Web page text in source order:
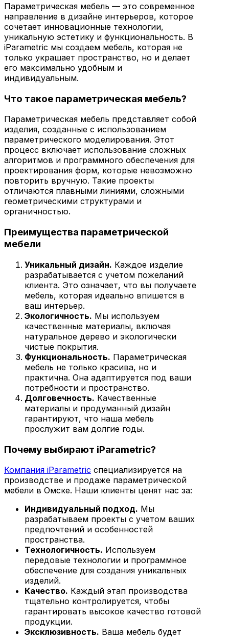
Параметрическая мебель — это современное
направление в дизайне интерьеров, которое
сочетает инновационные технологии,
уникальную эстетику и функциональность. В
iParametric мы создаем мебель, которая не
только украшает пространство, но и делает
его максимально удобным и
индивидуальным.
Что такое параметрическая мебель?
Параметрическая мебель представляет собой
изделия, созданные с использованием
параметрического моделирования. Этот
процесс включает использование сложных
алгоритмов и программного обеспечения для
проектирования форм, которые невозможно
повторить вручную. Такие проекты
отличаются плавными линиями, сложными
геометрическими структурами и
органичностью.
Преимущества параметрической
мебели
Уникальный дизайн. Каждое изделие
разрабатывается с учетом пожеланий
клиента. Это означает, что вы получаете
мебель, которая идеально впишется в
ваш интерьер.
Экологичность. Мы используем
качественные материалы, включая
натуральное дерево и экологически
чистые покрытия.
Функциональность. Параметрическая
мебель не только красива, но и
практична. Она адаптируется под ваши
потребности и пространство.
Долговечность. Качественные
материалы и продуманный дизайн
гарантируют, что наша мебель
прослужит вам долгие годы.
Почему выбирают iParametric?
Компания iParametric специализируется на
производстве и продаже параметрической
мебели в Омске. Наши клиенты ценят нас за:
Индивидуальный подход. Мы
разрабатываем проекты с учетом ваших
предпочтений и особенностей
пространства.
Технологичность. Используем
передовые технологии и программное
обеспечение для создания уникальных
изделий.
Качество. Каждый этап производства
тщательно контролируется, чтобы
гарантировать высокое качество готовой
продукции.
Эксклюзивность. Ваша мебель будет